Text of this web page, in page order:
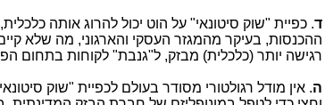
ד. כפיית "שוק סיטונאי" על הוט יכול להרוג אותה
ההכנסות, בעיקר מהמגזר העסקי והארגוני, מה שלא
רגישה יותר (כלכלית) מבזק, ל"גנבת" לקוחות בתחום
ה. אין מודל רגולטורי מסודר בעולם לכפיית "שוק